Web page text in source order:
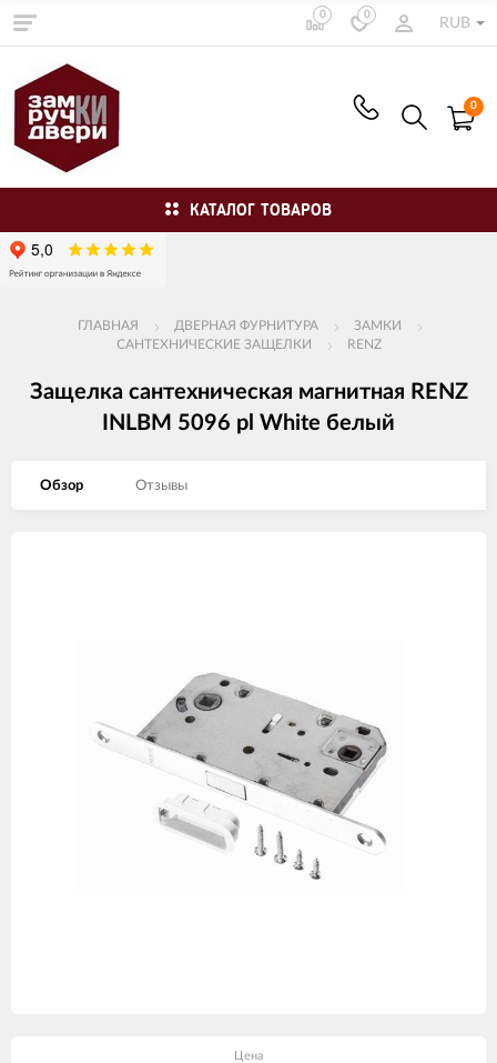
0 0
RUB
0
КАТАЛОГ ТОВАРОВ
ГЛАВНАЯ ДВЕРНАЯ ФУРНИТУРА
ЗАМКИ
САНТЕХНИЧЕСКИЕ ЗАЩЕЛКИ
RENZ
Защелка сантехническая магнитная RENZ
INLBM 5096 pl White белый
Обзор Отзывы
Цена